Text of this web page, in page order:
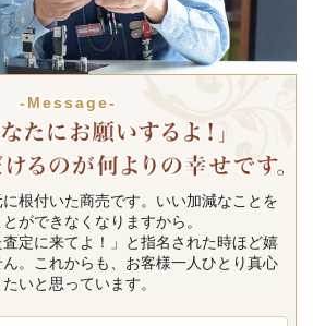
-Message-
根付いた商売です。いい加減なことを
ができなくなりますから。
定に来てよ！」と指名された時ほど嬉
。これからも、お客様一人ひとり真心
いと思っています。